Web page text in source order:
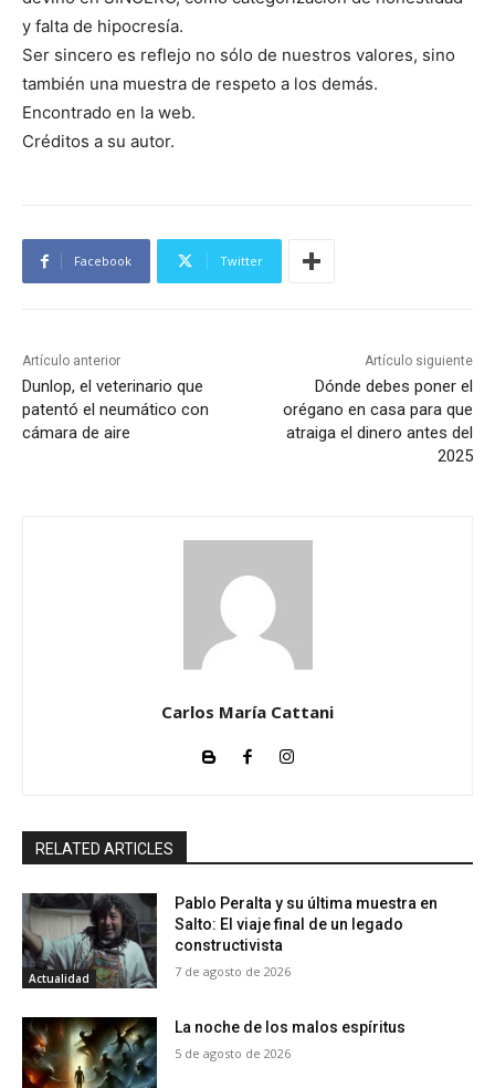
y falta de hipocresía.
Ser sincero es reflejo no sólo de nuestros valores, sino
también una muestra de respeto a los demás.
Encontrado en la web.
Créditos a su autor.
Facebook Twitter
Artículo anterior
Dunlop, el veterinario que
patentó el neumático con
cámara de aire
Artículo siguiente
Dónde debes poner el
orégano en casa para que
atraiga el dinero antes del
2025
Carlos María Cattani
RELATED ARTICLES
Actualidad
Pablo Peralta y su última muestra en
Salto: El viaje final de un legado
constructivista
7 de agosto de 2026
La noche de los malos espíritus
5 de agosto de 2026